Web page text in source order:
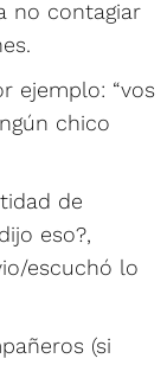
no contagiar
ejemplo: “vos
chico
de
eso?,
escuchó lo
(si